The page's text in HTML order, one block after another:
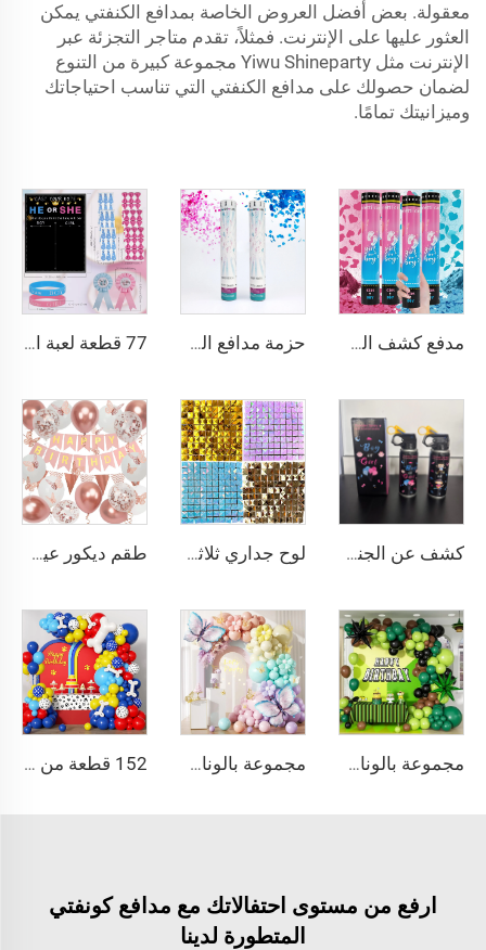
معقولة. بعض أفضل العروض الخاصة بمدافع الكنفتي يمكن
العثور عليها على الإنترنت. فمثلاً، تقدم متاجر التجزئة عبر
الإنترنت مثل Yiwu Shineparty مجموعة كبيرة من التنوع
لضمان حصولك على مدافع الكنفتي التي تناسب احتياجاتك
وميزانيتك تمامًا.
مدفع كشف الجنس على شكل قلب، مفرقعات فتات وردية وزرقاء، مدافع بودرة لحفل استقبال المولود، عمليات إطلاق وانفجار حزمة مدافع الكنفتي من أجل الكشف عن الجنس (2 وردي و2 أزرق) 77 قطعة لعبة التصويت للذكور أو الإناث ملصقات وسوار للكشف عن الجنس لعبة تخمين حفل ديكور الحفل
كشف عن الجنس مطفأة الحريق كشف عن الجنس رشاش مسحوق زجاجة ولد أو فتاة 250 مل لوح جداري ثلاثي الأبعاد من سلسلة اللمعان المعدني، خلفية صور لامعة، خلفية زينة لأعياد الميلاد، حفلات الزفاف، الخطوبة، والذكريات السنوية طقم ديكور عيد ميلاد بلون الذهبي الوردي، ديكورات عيد ميلاد للفتيات، ديكورات فراشة بلون الذهبي الوردي
مجموعة بالونات قوسية خضراء وبنية مع بالونات بنية وسوداء وخضراء ليمونية داكنة لموضوع استحمام الطفل ذي الطابع الاستوائي أو لعبة الفيديو مجموعة بالونات لاتكس على شكل قوس، ألوان باستيل بنفسجي وأخضر وأصفر ووردي وبرتقالي، بالونات لزينة حفلات عيد الميلاد 152 قطعة من بالونات آثار كفوف الحيوانات، طقم قوس بالونات، بالونات فويل على شكل عظمة كلب، لتزيين حفلات استقبال المولود
ارفع من مستوى احتفالاتك مع مدافع كونفتي
المتطورة لدينا